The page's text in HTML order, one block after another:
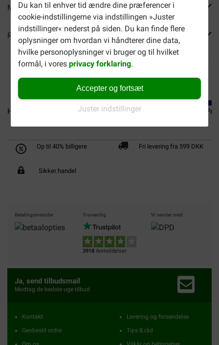
Du kan til enhver tid ændre dine præferencer i
cookie-indstillingerne via indstillingen »Juster
indstillinger« nederst på siden. Du kan finde flere
oplysninger om hvordan vi håndterer dine data,
hvilke personoplysninger vi bruger og til hvilket
formål, i voresprivacy forklaring.
Accepter og fortsæt
Juster indstillinger
Mere info
Reviews
Hill's Prescription Diet... Hill's Prescription Diet... Hill's
Op til 40% billigere Fri levering fra 599 DKK
Sikker handel
Betalingsmetoder Troværdig
3918 Anmeldelser
Vi sender med
Ja, send tilbudsmail
Modtag de bedste uge tilbud
Kontakt
Genbestil ordre
Levering og forsendelse
Tips & råd